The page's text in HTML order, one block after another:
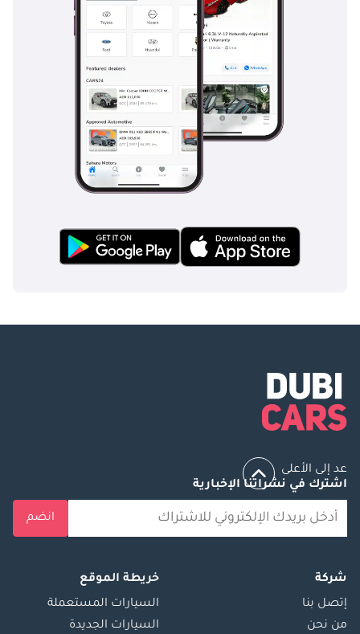
عد إلى الأعلى
اشترك في نشراتنا الإخبارية
انضم
شركة
إتصل بنا
من نحن
خريطة الموقع
السيارات المستعملة
السيارات الجديدة